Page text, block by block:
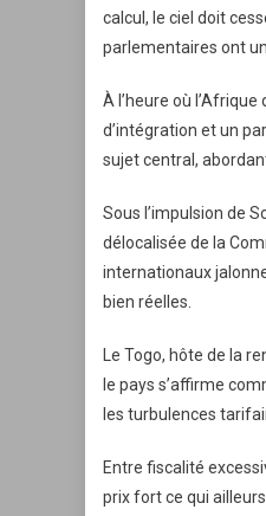
calcul, le ciel doit
parlementaires ont
À l’heure où
d’intégration et un
sujet central,
Sous l’impulsion de
délocalisée de la
internationaux
bien réelles.
Le Togo, hôte de la
le pays s’affirme
les turbulences
Entre fiscalité
prix fort ce qui